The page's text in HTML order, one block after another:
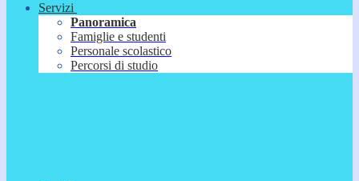
Servizi
Panoramica
Famiglie e studenti
Personale scolastico
Percorsi di studio